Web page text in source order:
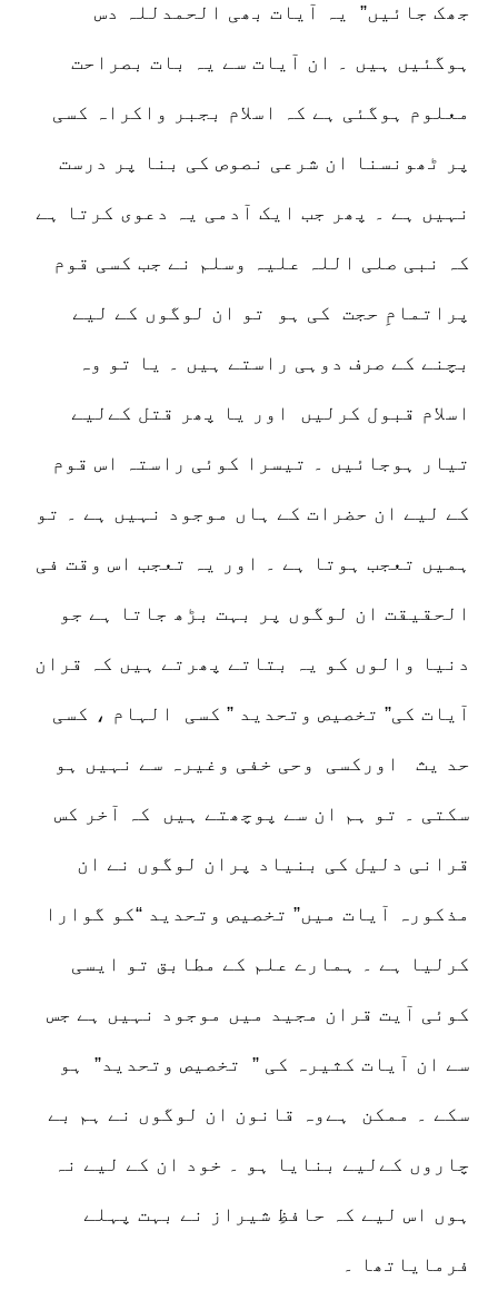
جھک جائیں” یہ آیات بھی الحمدللہ دس
ہوگئیں ہیں ۔ ان آیات سے یہ بات بصراحت
معلوم ہوگئی ہے کہ اسلام بجبر واکراہ کسی
پر ٹھونسنا ان شرعی نصوص کی بنا پر درست
نہیں ہے ۔ پھر جب ایک آدمی یہ دعوی کرتا ہے
کہ نبی صلی اللہ علیہ وسلم نے جب کسی قوم
پراتمامِ حجت کی ہو تو ان لوگوں کے لیے
بچنے کے صرف دوہی راستے ہیں ۔ یا تو وہ
اسلام قبول کرلیں اور یا پھر قتل کےلیے
تیار ہوجائیں ۔ تیسرا کوئی راستہ اس قوم
کے لیے ان حضرات کے ہاں موجود نہیں ہے ۔ تو
ہمیں تعجب ہوتا ہے ۔ اور یہ تعجب اس وقت فی
الحقیقت ان لوگوں پر بہت بڑھ جاتا ہے جو
دنیا والوں کو یہ بتاتے پھرتے ہیں کہ قران
آیات کی” تخصیص وتحدید ” کسی الہام ، کسی
حد یث اورکسی وحی خفی وغیرہ سے نہیں ہو
سکتی ۔ تو ہم ان سے پوچھتے ہیں کہ آخر کس
قرانی دلیل کی بنیاد پران لوگوں نے ان
مذکورہ آیات میں” تخصیص وتحدید “کو گوارا
کرلیا ہے ۔ ہمارے علم کے مطابق تو ایسی
کوئی آیت قران مجید میں موجود نہیں ہے جس
سے ان آیات کثیرہ کی ” تخصیص وتحدید” ہو
سکے ۔ ممکن ہےوہ قانون ان لوگوں نے ہم بے
چاروں کےلیے بنایا ہو ۔ خود ان کے لیے نہ
ہوں اس لیے کہ حافظِ شیراز نے بہت پہلے
فرمایاتھا ۔